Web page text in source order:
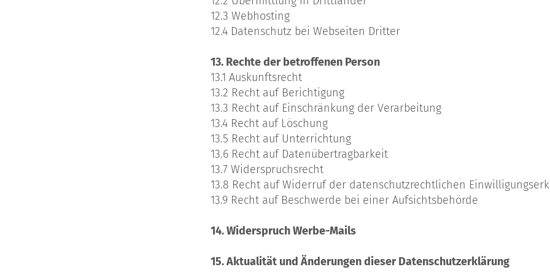
12.3 Webhosting
12.4 Datenschutz bei Webseiten Dritter
13. Rechte der betroffenen Person
13.1 Auskunftsrecht
13.2 Recht auf Berichtigung
13.3 Recht auf Einschränkung der Verarbeitung
13.4 Recht auf Löschung
13.5 Recht auf Unterrichtung
13.6 Recht auf Datenübertragbarkeit
13.7 Widerspruchsrecht
13.8 Recht auf Widerruf der datenschutzrechtlichen
13.9 Recht auf Beschwerde bei einer Aufsichtsbehörde
14. Widerspruch Werbe-Mails
15. Aktualität und Änderungen dieser Datenschutzerklärung